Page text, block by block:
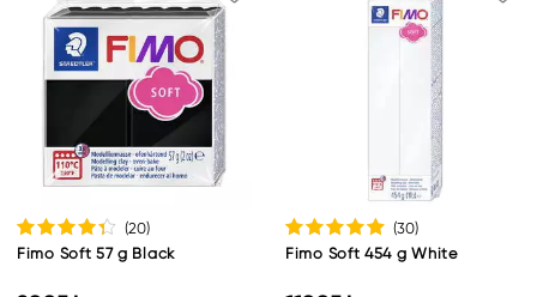
(20)
Fimo Soft 57 g Black
(30)
Fimo Soft 454 g White